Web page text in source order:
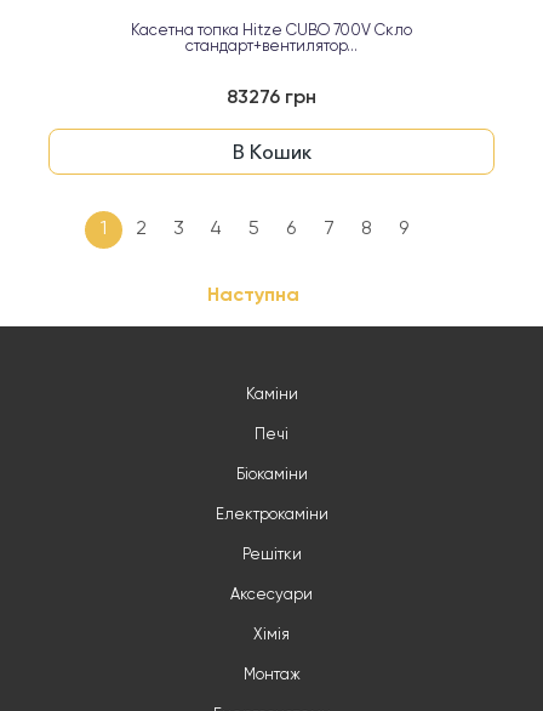
Касетна топка Hitze CUBO 700V Скло
стандарт+вентилятор...
83276 грн
В Кошик
1 2 3 4 5 6 7 8 9
Наступна
Каміни
Печі
Біокаміни
Електрокаміни
Решітки
Аксесуари
Хімія
Монтаж